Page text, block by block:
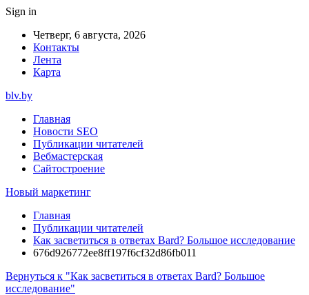
Sign in
Четверг, 6 августа, 2026
Контакты
Лента
Карта
blv.by
Главная
Новости SEO
Публикации читателей
Вебмастерская
Сайтостроение
Новый маркетинг
Главная
Публикации читателей
Как засветиться в ответах Bard? Большое исследование
676d926772ee8ff197f6cf32d86fb011
Вернуться к "Как засветиться в ответах Bard? Большое
исследование"